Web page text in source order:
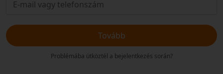
Tovább
Problémába ütköztél a bejelentkezés során?